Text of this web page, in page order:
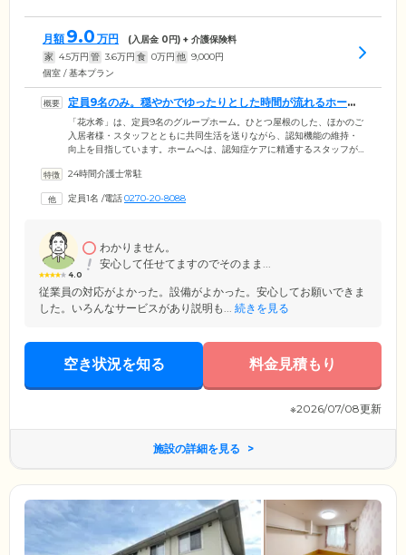
月額 9.0 万円 (入居金 0円) + 介護保険料
家 4.5万円 管 3.6万円 食 0万円 他 9,000円
個室 / 基本プラン
定員9名のみ。穏やかでゆったりとした時間が流れるホーム
です
「花水希」は、定員9名のグループホーム。ひとつ屋根のした、ほかのご
入居者様・スタッフとともに共同生活を送りながら、認知機能の維持・
向上を目指しています。ホームへは、認知症ケアに精通するスタッフが
ります。みんなで食べる料理を作ったり、温かな太陽のもと洗濯ものを
ものをリハビリとして捉え、健康な心身を作ります。9名のみだからお一
24時間介護士常駐
定員1名 /電話0270-20-8088
4.0
わかりません。
安心して任せてますのでそのまま...
従業員の対応がよかった。設備がよかった。安心してお願いできま
した。いろんなサービスがあり説明も... 続きを見る
空き状況を知る 料金見積もり
※2026/07/08更新
施設の詳細を見る